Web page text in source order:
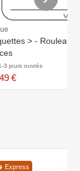
> - Rouleau
3 jours ouvrés
€
Express